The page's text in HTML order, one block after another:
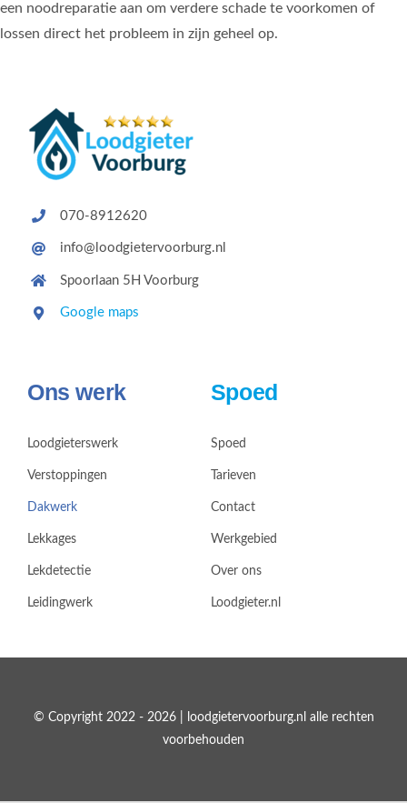
een noodreparatie aan om verdere schade te voorkomen of
lossen direct het probleem in zijn geheel op.
070-8912620
info@loodgietervoorburg.nl
Spoorlaan 5H Voorburg
Google maps
Ons werk
Loodgieterswerk
Verstoppingen
Dakwerk
Lekkages
Lekdetectie
Leidingwerk
Spoed
Spoed
Tarieven
Contact
Werkgebied
Over ons
Loodgieter.nl
© Copyright 2022 - 2026 | loodgietervoorburg.nl alle rechten
voorbehouden